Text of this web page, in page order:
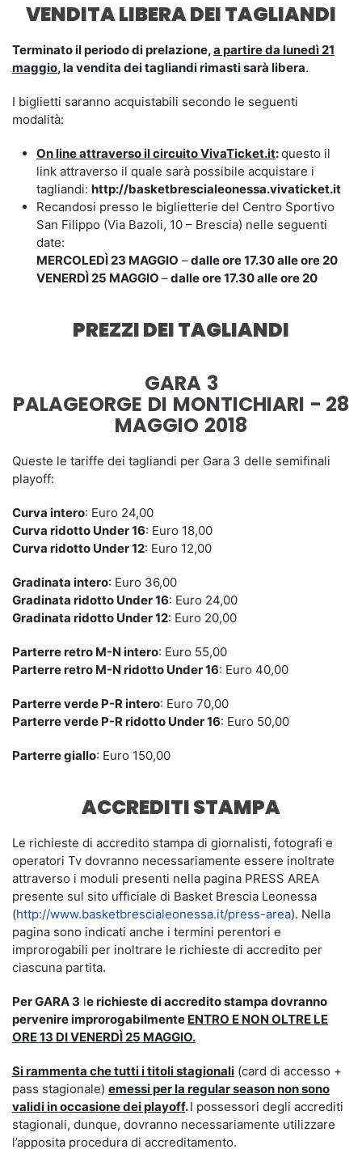
VENDITA LIBERA DEI TAGLIANDI
Terminato il periodo di prelazione,a partire da lunedì 21
maggio, la vendita dei tagliandi rimasti sarà libera.
I biglietti saranno acquistabili secondo le seguenti
modalità:
On line attraverso il circuito VivaTicket.it:questo il
link attraverso il quale sarà possibile acquistare i
tagliandi: http://basketbrescialeonessa.vivaticket.it
Recandosi presso le biglietterie del Centro Sportivo
San Filippo (Via Bazoli, 10 – Brescia) nelle seguenti
date:
MERCOLEDÌ 23 MAGGIO –dalle ore 17.30 alle ore 20
VENERDÌ 25 MAGGIO –dalle ore 17.30 alle ore 20
PREZZI DEI TAGLIANDI
GARA 3
PALAGEORGE DI MONTICHIARI - 28
MAGGIO 2018
Queste le tariffe dei tagliandi per Gara 3 delle semifinali
playoff:
Curva intero: Euro 24,00
Curva ridotto Under 16: Euro 18,00
Curva ridotto Under 12: Euro 12,00
Gradinata intero: Euro 36,00
Gradinata ridotto Under 16: Euro 24,00
Gradinata ridotto Under 12: Euro 20,00
Parterre retro M-N intero: Euro 55,00
Parterre retro M-N ridotto Under 16: Euro 40,00
Parterre verde P-R intero: Euro 70,00
Parterre verde P-R ridotto Under 16: Euro 50,00
Parterre giallo: Euro 150,00
ACCREDITI STAMPA
Le richieste di accredito stampa di giornalisti, fotografi e
operatori Tv dovranno necessariamente essere inoltrate
attraverso i moduli presenti nella pagina PRESS AREA
presente sul sito ufficiale di Basket Brescia Leonessa
(http://www.basketbrescialeonessa.it/press-area). Nella
pagina sono indicati anche i termini perentori e
improrogabili per inoltrare le richieste di accredito per
ciascuna partita.
Per GARA 3 le richieste di accredito stampa dovranno
pervenire improrogabilmente ENTRO E NON OLTRE LE
ORE 13 DI VENERDÌ 25 MAGGIO.
Si rammenta che tutti i titoli stagionali (card di accesso +
pass stagionale) emessi per la regular season non sono
validi in occasione dei playoff.I possessori degli accrediti
stagionali, dunque, dovranno necessariamente utilizzare
l’apposita procedura di accreditamento.